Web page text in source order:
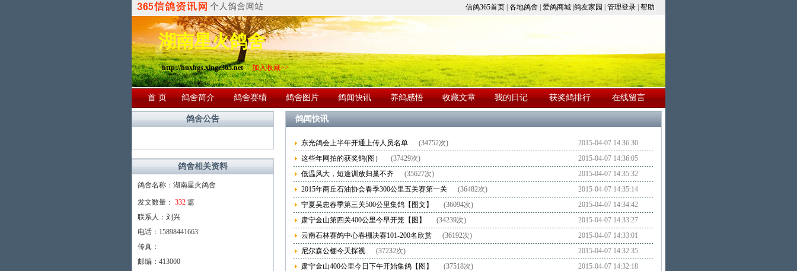
信鸽365首页 各地鸽舍 爱鸽商城 鸽友家园 管理登录 帮助
湖南星火鸽舍
http://hnxhgs.xinge365.net 加入收藏>>
首 页 鸽舍简介 鸽舍赛绩 鸽舍图片 鸽闻快讯 养鸽感悟 收藏文章 我的日记 获奖鸽排行 在线留言
鸽舍公告
鸽舍相关资料
鸽舍名称：湖南星火鸽舍
发文数量： 332篇
联系人：刘兴
电话：15898441663
传真：
邮编：413000
鸽闻快讯
东光鸽会上半年开通上传人员名单 (34752次)
2015-04-07 14:36:30
这些年网拍的获奖鸽(图）
(37429次)
2015-04-07 14:36:05
低温风大，短途训放归巢不齐
(35627次)
2015-04-07 14:35:32
2015年商丘石油协会春季300公里五关赛第一关
(36482次)
2015-04-07 14:35:14
宁夏吴忠春季第三关500公里集鸽【图文】
(36094次)
2015-04-07 14:34:42
肃宁金山第四关400公里今早开笼【图】
(34239次)
2015-04-07 14:33:27
云南石林赛鸽中心春棚决赛101-200名欣赏
(36192次)
2015-04-07 14:33:01
尼尔森公棚今天探视
(37232次)
2015-04-07 14:32:35
肃宁金山400公里今日下午开始集鸽【图】
(37518次)
2015-04-07 14:32:18